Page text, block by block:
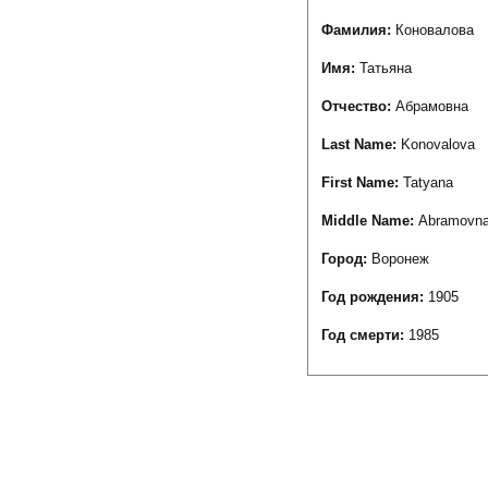
Фамилия: Коновалова
Имя: Татьяна
Отчество: Абрамовна
Last Name: Konovalova
First Name: Tatyana
Middle Name:
Город: Воронеж
Год рождения: 1905
Год смерти: 1985